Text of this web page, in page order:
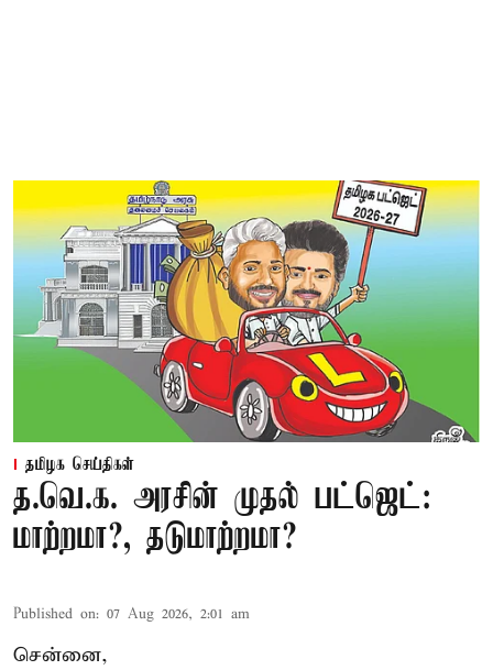
தமிழக செய்திகள்
த.வெ.க. அரசின் முதல் பட்ஜெட்:
மாற்றமா?, தடுமாற்றமா?
Published on: 07 Aug 2026, 2:01 am
சென்னை,